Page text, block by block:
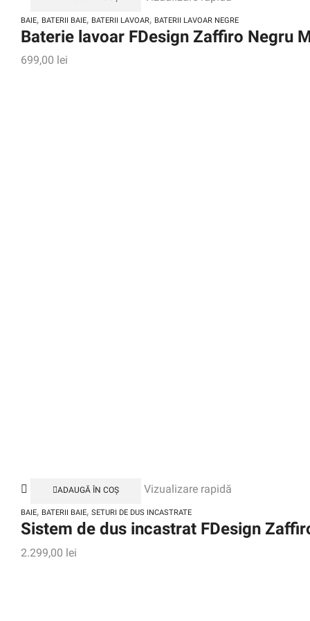
BAIE, BATERII BAIE, BATERII LAVOAR, BATERII LAVOAR NEGRE
Baterie lavoar FDesign Zaffiro Negru
699,00 lei
ADAUGĂ ÎN COȘ Vizualizare rapidă
BAIE, BATERII BAIE, SETURI DE DUS INCASTRATE
Sistem de dus incastrat FDesign
2.299,00 lei